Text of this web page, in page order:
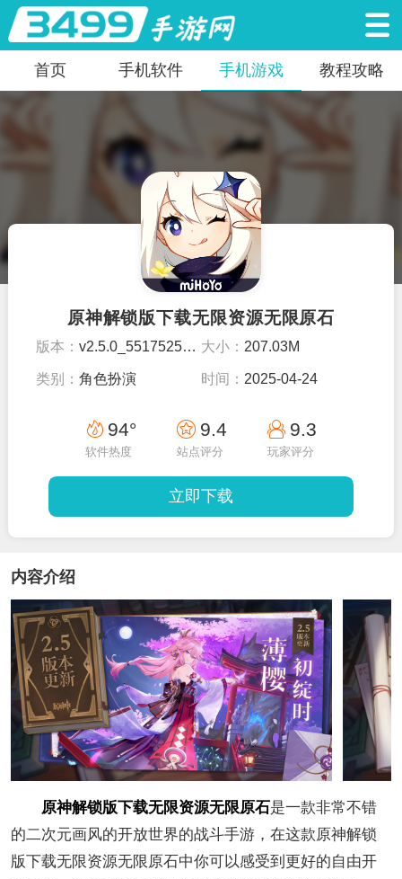
首页 手机软件 手机游戏 教程攻略
原神解锁版下载无限资源无限原石
版本：v2.5.0_5517525_5674503 大小： 207.03M
类别：角色扮演 时间： 2025-04-24
94°
软件热度
9.4
站点评分
9.3
玩家评分
立即下载
内容介绍
原神解锁版下载无限资源无限原石是一款非常不错
的二次元画风的开放世界的战斗手游，在这款原神解锁
版下载无限资源无限原石中你可以感受到更好的自由开